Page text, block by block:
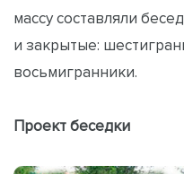
массу составляли
и закрытые:
восьмигранники.
Проект беседки